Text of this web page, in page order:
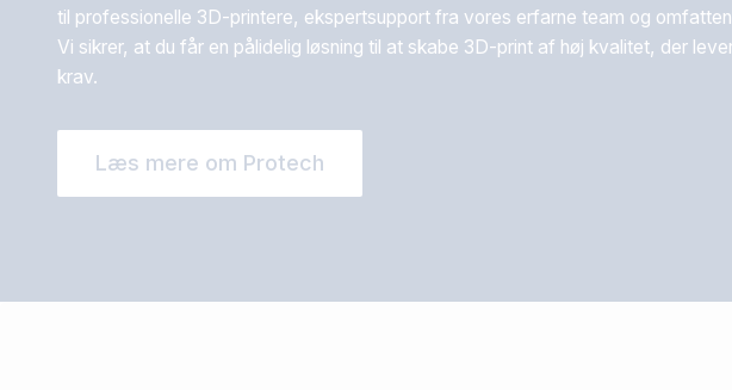
til professionelle 3D-printere, ekspertsupport fra vores erfarne team og
Vi sikrer, at du får en pålidelig løsning til at skabe 3D-print af høj kvalitet, der
krav.
Læs mere om Protech